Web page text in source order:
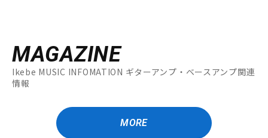
MAGAZINE
Ikebe MUSIC INFOMATION ギターアンプ・ベースアンプ関連
情報
MORE